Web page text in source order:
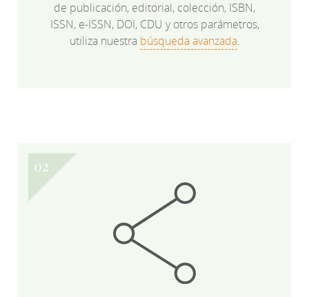
de publicación, editorial, colección, ISBN,
ISSN, e-ISSN, DOI, CDU y otros parámetros,
utiliza nuestra búsqueda avanzada.